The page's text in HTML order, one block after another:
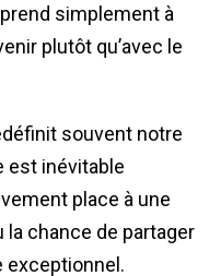
simplement à
plutôt qu’avec le
souvent notre
est inévitable
place à une
la chance de partager
exceptionnel.